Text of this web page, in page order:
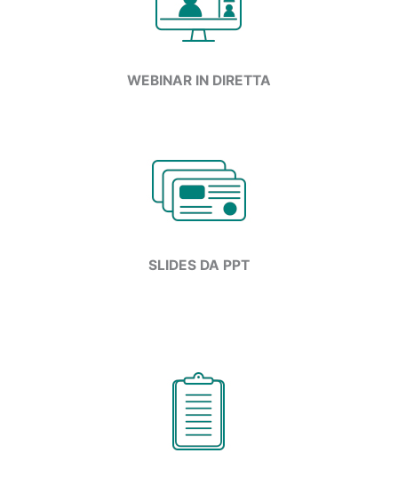
WEBINAR IN DIRETTA
SLIDES DA PPT